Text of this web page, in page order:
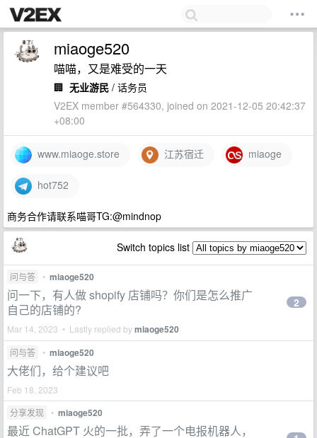
miaoge520
喵喵，又是难受的一天
🏢 无业游民 / 话务员
V2EX member #564330, joined on 2021-12-05 20:42:37
+08:00
www.miaoge.store 江苏宿迁 miaoge
hot752
商务合作请联系喵哥TG:@mindnop
Switch topics list
问与答 • miaoge520
问一下，有人做 shopify 店铺吗？你们是怎么推广
自己的店铺的?
Mar 14, 2023 • Lastly replied bymiaoge520
2
问与答 • miaoge520
大佬们，给个建议吧
Feb 18, 2023
分享发现
• miaoge520
最近 ChatGPT 火的一批，弄了一个电报机器人，